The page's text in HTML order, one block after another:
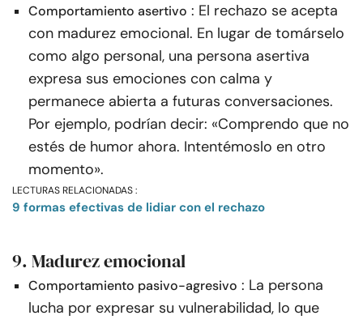
Comportamiento asertivo : El rechazo se acepta
con madurez emocional. En lugar de tomárselo
como algo personal, una persona asertiva
expresa sus emociones con calma y
permanece abierta a futuras conversaciones.
Por ejemplo, podrían decir: «Comprendo que no
estés de humor ahora. Intentémoslo en otro
momento».
LECTURAS RELACIONADAS :
9 formas efectivas de lidiar con el rechazo
9. Madurez emocional
Comportamiento pasivo-agresivo : La persona
lucha por expresar su vulnerabilidad, lo que